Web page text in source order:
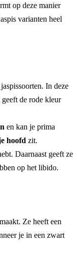
op deze manier
varianten heel
In deze
de rode kleur
en kan je prima
hoofd zit.
Daarnaast geeft ze
op het libido.
maakt. Ze heeft een
je in een zwart